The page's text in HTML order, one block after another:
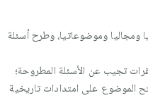
ومجاليا وموضوعاتيا، وطرح أسئلة
تجيب عن الأسئلة المطروحة؛
الموضوع على امتدادات تاريخية